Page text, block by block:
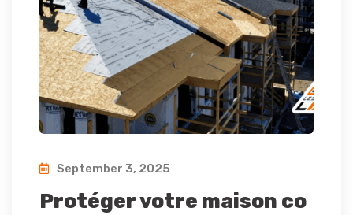
September 3, 2025
Protéger votre maison co